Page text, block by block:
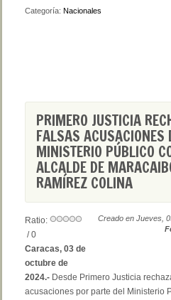
Categoría: Nacionales
PRIMERO JUSTICIA
FALSAS ACUSACIONES
MINISTERIO PÚBLICO
ALCALDE DE
RAMÍREZ COLINA
Creado en Jueves,
Ratio:
/ 0
Caracas, 03 de
octubre de
2024.- Desde Primero Justicia
acusaciones por parte del Ministerio